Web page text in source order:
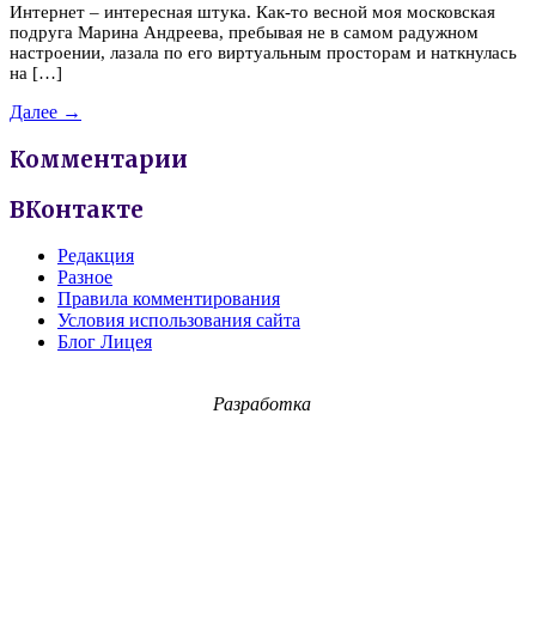
Интернет – интересная штука. Как-то весной моя московская
подруга Марина Андреева, пребывая не в самом радужном
настроении, лазала по его виртуальным просторам и наткнулась
на […]
Далее →
Комментарии
ВКонтакте
Редакция
Разное
Правила комментирования
Условия использования сайта
Блог Лицея
Разработка